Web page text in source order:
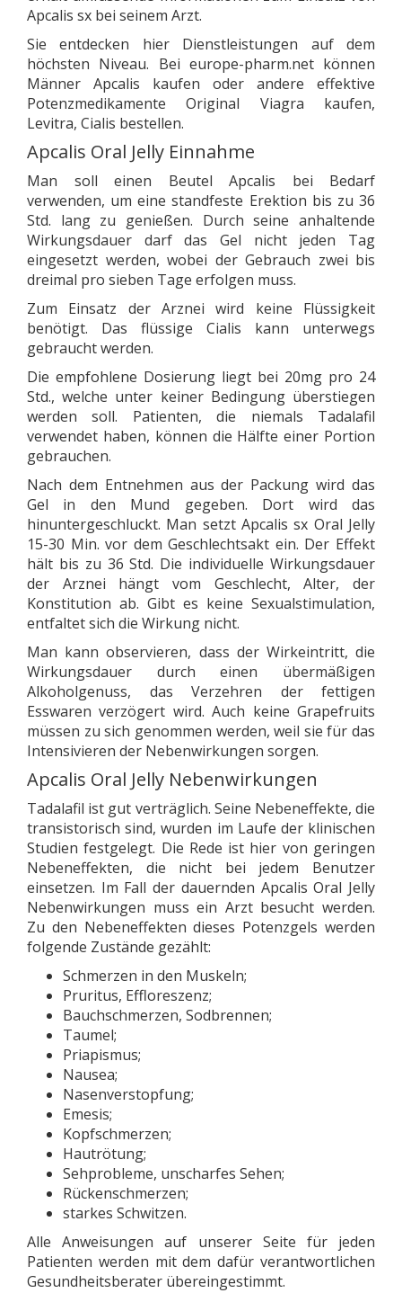
Apcalis sx bei seinem Arzt.
Sie entdecken hier Dienstleistungen auf dem
höchsten Niveau. Bei europe-pharm.net können
Männer Apcalis kaufen oder andere effektive
Potenzmedikamente Original Viagra kaufen,
Levitra, Cialis bestellen.
Apcalis Oral Jelly Einnahme
Man soll einen Beutel Apcalis bei Bedarf
verwenden, um eine standfeste Erektion bis zu 36
Std. lang zu genießen. Durch seine anhaltende
Wirkungsdauer darf das Gel nicht jeden Tag
eingesetzt werden, wobei der Gebrauch zwei bis
dreimal pro sieben Tage erfolgen muss.
Zum Einsatz der Arznei wird keine Flüssigkeit
benötigt. Das flüssige Cialis kann unterwegs
gebraucht werden.
Die empfohlene Dosierung liegt bei 20mg pro 24
Std., welche unter keiner Bedingung überstiegen
werden soll. Patienten, die niemals Tadalafil
verwendet haben, können die Hälfte einer Portion
gebrauchen.
Nach dem Entnehmen aus der Packung wird das
Gel in den Mund gegeben. Dort wird das
hinuntergeschluckt. Man setzt Apcalis sx Oral Jelly
15-30 Min. vor dem Geschlechtsakt ein. Der Effekt
hält bis zu 36 Std. Die individuelle Wirkungsdauer
der Arznei hängt vom Geschlecht, Alter, der
Konstitution ab. Gibt es keine Sexualstimulation,
entfaltet sich die Wirkung nicht.
Man kann observieren, dass der Wirkeintritt, die
Wirkungsdauer durch einen übermäßigen
Alkoholgenuss, das Verzehren der fettigen
Esswaren verzögert wird. Auch keine Grapefruits
müssen zu sich genommen werden, weil sie für das
Intensivieren der Nebenwirkungen sorgen.
Apcalis Oral Jelly Nebenwirkungen
Tadalafil ist gut verträglich. Seine Nebeneffekte, die
transistorisch sind, wurden im Laufe der klinischen
Studien festgelegt. Die Rede ist hier von geringen
Nebeneffekten, die nicht bei jedem Benutzer
einsetzen. Im Fall der dauernden Apcalis Oral Jelly
Nebenwirkungen muss ein Arzt besucht werden.
Zu den Nebeneffekten dieses Potenzgels werden
folgende Zustände gezählt:
Schmerzen in den Muskeln;
Pruritus, Effloreszenz;
Bauchschmerzen, Sodbrennen;
Taumel;
Priapismus;
Nausea;
Nasenverstopfung;
Emesis;
Kopfschmerzen;
Hautrötung;
Sehprobleme, unscharfes Sehen;
Rückenschmerzen;
starkes Schwitzen.
Alle Anweisungen auf unserer Seite für jeden
Patienten werden mit dem dafür verantwortlichen
Gesundheitsberater übereingestimmt.